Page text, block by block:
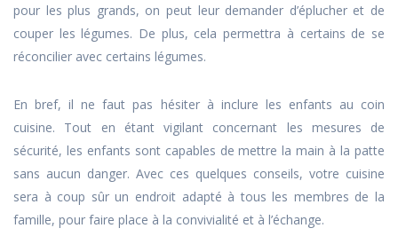
pour les plus grands, on peut leur demander d’éplucher et de
couper les légumes. De plus, cela permettra à certains de se
réconcilier avec certains légumes.
En bref, il ne faut pas hésiter à inclure les enfants au coin
cuisine. Tout en étant vigilant concernant les mesures de
sécurité, les enfants sont capables de mettre la main à la patte
sans aucun danger. Avec ces quelques conseils, votre cuisine
sera à coup sûr un endroit adapté à tous les membres de la
famille, pour faire place à la convivialité et à l’échange.